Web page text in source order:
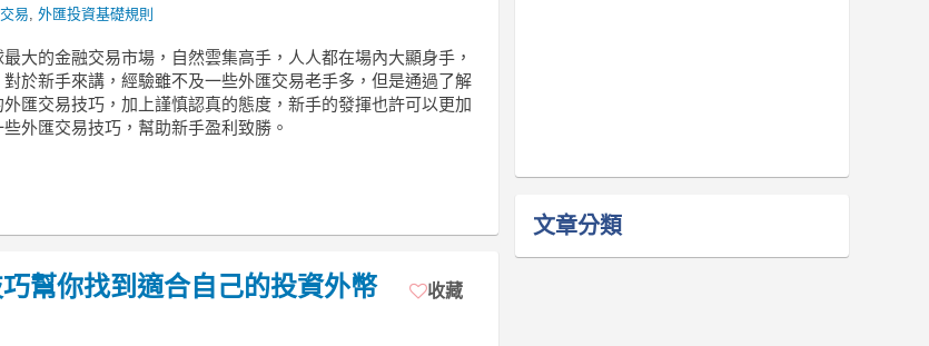
易 外匯投資基礎規則
大的金融交易市場，自然雲集高手，人人都在場內大顯身手，
於新手來講，經驗雖不及一些外匯交易老手多，但是通過了解
匯交易技巧，加上謹慎認真的態度，新手的發揮也許可以更加
外匯交易技巧，幫助新手盈利致勝。
幫你找到適合自己的投資外幣
收藏
文章分類